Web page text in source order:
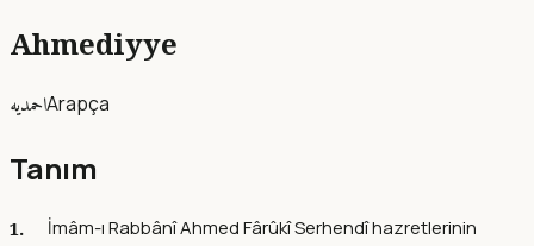
Ahmediyye
احمديهArapça
Tanım
İmâm-ı Rabbânî Ahmed Fârûkî Serhendî hazretlerinin